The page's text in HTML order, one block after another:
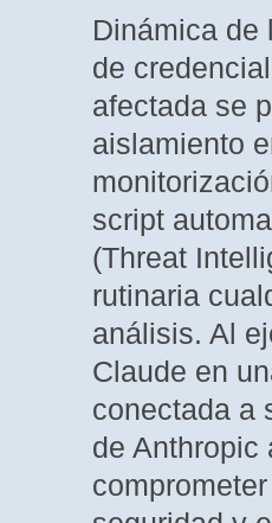
Dinámica de
de
afectada se
aislamiento
script
(Threat
rutinaria
análisis. Al
Claude en
conectada a
de Anthropic